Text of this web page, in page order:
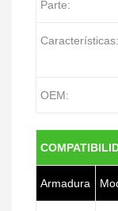
Parte:
Características:
OEM:
Armadura